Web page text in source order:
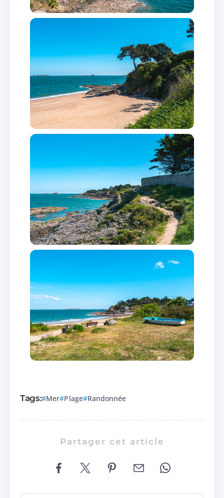
Tags: Mer Plage Randonnée
Partager cet article